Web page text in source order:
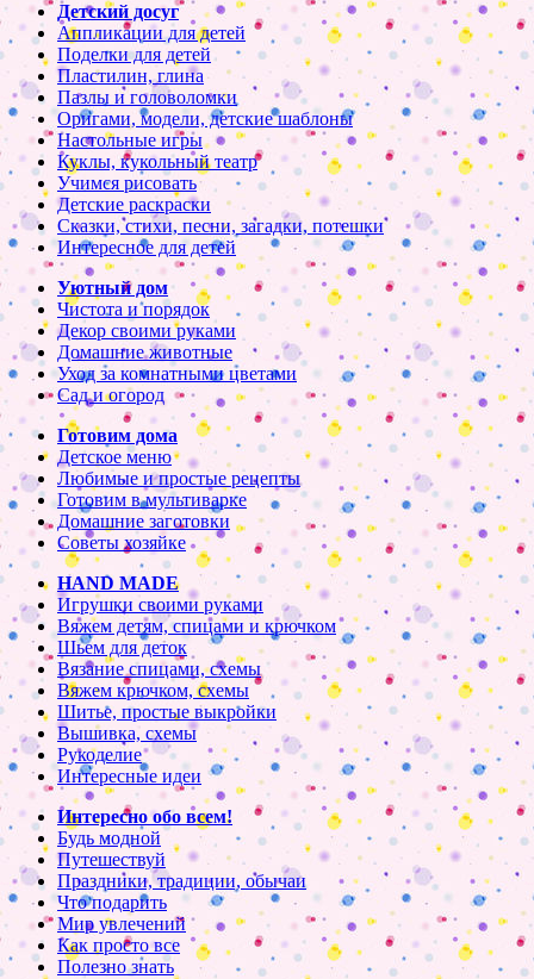
Детский досуг
Аппликации для детей
Поделки для детей
Пластилин, глина
Пазлы и головоломки
Оригами, модели, детские шаблоны
Настольные игры
Куклы, кукольный театр
Учимся рисовать
Детские раскраски
Сказки, стихи, песни, загадки, потешки
Интересное для детей
Уютный дом
Чистота и порядок
Декор своими руками
Домашние животные
Уход за комнатными цветами
Сад и огород
Готовим дома
Детское меню
Любимые и простые рецепты
Готовим в мультиварке
Домашние заготовки
Советы хозяйке
HAND MADE
Игрушки своими руками
Вяжем детям, спицами и крючком
Шьем для деток
Вязание спицами, схемы
Вяжем крючком, схемы
Шитье, простые выкройки
Вышивка, схемы
Рукоделие
Интересные идеи
Интересно обо всем!
Будь модной
Путешествуй
Праздники, традиции, обычаи
Что подарить
Мир увлечений
Как просто все
Полезно знать